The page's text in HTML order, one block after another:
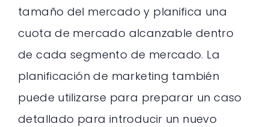
tamaño del mercado y planifica una
cuota de mercado alcanzable dentro
de cada segmento de mercado. La
planificación de marketing también
puede utilizarse para preparar un caso
detallado para introducir un nuevo